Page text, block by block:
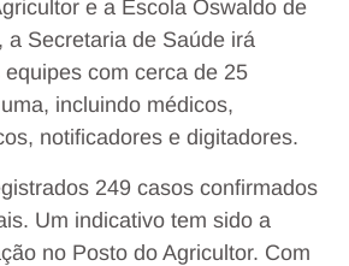
e a Escola Oswaldo de
a Secretaria de Saúde irá
com cerca de 25
incluindo médicos,
notificadores e digitadores.
249 casos confirmados
Um indicativo tem sido a
no Posto do Agricultor. Com